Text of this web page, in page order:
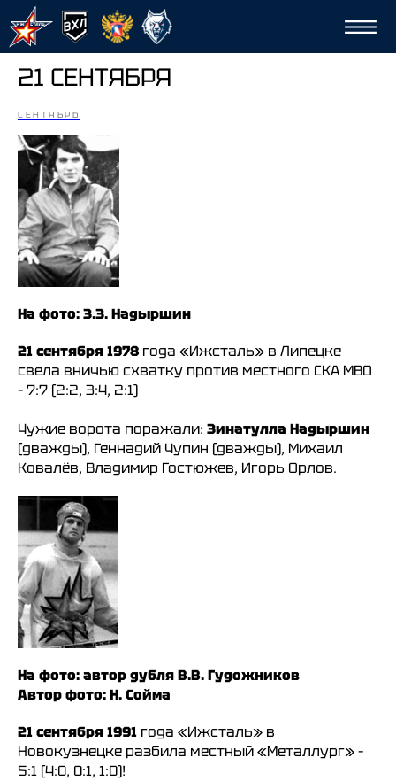
21 СЕНТЯБРЯ
СЕНТЯБРЬ
На фото: З.З. Надыршин
21 сентября 1978 года «Ижсталь» в Липецке
свела вничью схватку против местного СКА МВО
– 7:7 (2:2, 3:4, 2:1)
Чужие ворота поражали: Зинатулла Надыршин
(дважды), Геннадий Чупин (дважды), Михаил
Ковалёв, Владимир Гостюжев, Игорь Орлов.
На фото: автор дубля В.В. Гудожников
Автор фото: Н. Сойма
21 сентября 1991 года «Ижсталь» в
Новокузнецке разбила местный «Металлург» –
5:1 (4:0, 0:1, 1:0)!